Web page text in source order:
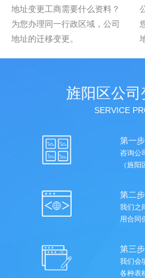
地址变更工商需要什么资料？
为您办理同一行政区域，公司
地址的迁移变更。
旌阳区公司
SERVICE
第一
咨询公
（旌
第二
我们之
用合同
第三
我们会
各种表